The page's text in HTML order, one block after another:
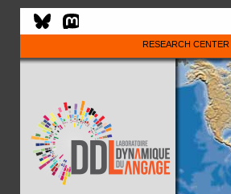
RESEARCH CENTER